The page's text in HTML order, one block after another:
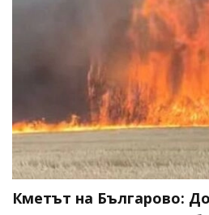
Кметът на Българово: